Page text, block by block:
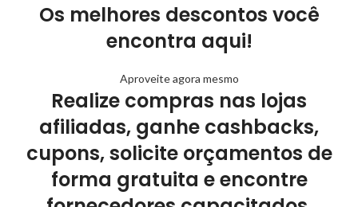
Os melhores descontos você
encontra aqui!
Aproveite agora mesmo
Realize compras nas lojas
afiliadas, ganhe cashbacks,
cupons, solicite orçamentos de
forma gratuita e encontre